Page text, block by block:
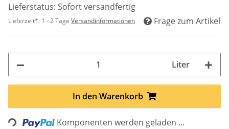
Lieferstatus: Sofort versandfertig
Lieferzeit*: 1 - 2 Tage Versandinformationen Frage zum Artikel
Liter
In den Warenkorb
Komponenten werden geladen ...